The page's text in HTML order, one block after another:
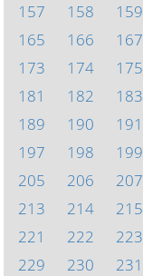
157
158 159
165
166 167
173
174 175
181
182 183
189
190 191
197
198 199
205
206 207
213
214 215
221
222 223
229
230 231